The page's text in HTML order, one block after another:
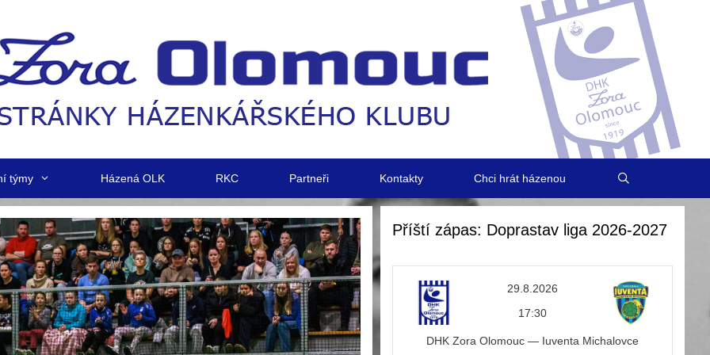
týmy Házená OLK RKC Partneři Kontakty Chci hrát házenou
Příští zápas: Doprastav liga 2026-2027
29.8.2026
17:30
DHK Zora Olomouc — Iuventa Michalovce